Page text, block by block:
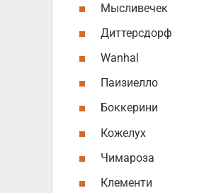
Мысливечек
Диттерсдорф
Wanhal
Паизиелло
Боккерини
Кожелух
Чимароза
Клементи